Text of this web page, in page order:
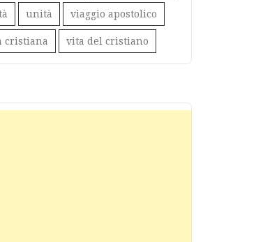
unità viaggio apostolico
cristiana vita del cristiano